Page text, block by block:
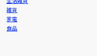
雑貨
家電
食品